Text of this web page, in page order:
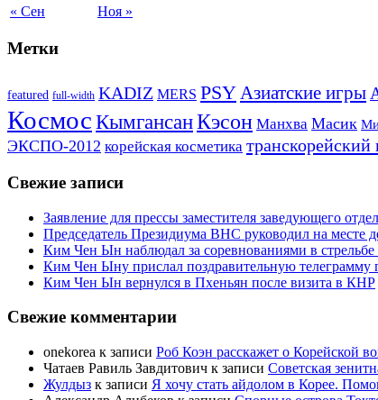
« Сен Ноя »
Метки
featured full-width KADIZ MERS PSYАзиатские игры
Космос КымгансанКэсон Манхва Масик
ЭКСПО-2012 корейская косметика транскорейский
Свежие записи
Заявление для прессы заместителя заведующего
Председатель Президиума ВНС руководил на месте
Ким Чен Ын наблюдал за соревнованиями в
Ким Чен Ыну прислал поздравительную телеграмму
Ким Чен Ын вернулся в Пхеньян после визита в КНР
Свежие комментарии
onekorea к записи Роб Коэн расскажет о Корейской
Чатаев Равиль Завдитович к записи Советская
Жулдыз к записи Я хочу стать айдолом в Корее.